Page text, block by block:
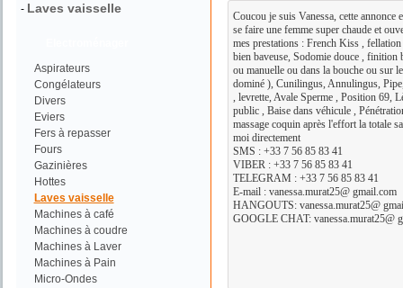
- Laves vaisselle
Aspirateurs
Congélateurs
Divers
Eviers
Fers à repasser
Fours
Gazinières
Hottes
Laves vaisselle
Machines à café
Machines à coudre
Machines à Laver
Machines à Pain
Micro-Ondes
Coucou je suis Vanessa, cette annonce
se faire une femme super chaude et
mes prestations : French Kiss ,
bien baveuse, Sodomie douce , finition
ou manuelle ou dans la bouche ou sur
dominé ), Cunilingus, Annulingus,
, levrette, Avale Sperme , Position 69,
public , Baise dans véhicule ,
massage coquin après l'effort la totale
moi directement
SMS : +33 7 56 85 83 41
VIBER : +33 7 56 85 83 41
TELEGRAM : +33 7 56 85 83 41
E-mail : vanessa.murat25@ gmail.com
HANGOUTS: vanessa.murat25@
GOOGLE CHAT: vanessa.murat25@